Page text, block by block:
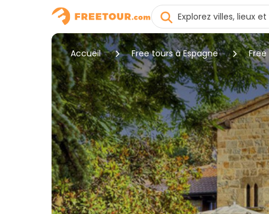
Accueil Free tours à Espagne